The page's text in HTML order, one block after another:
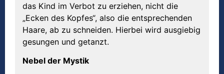
das Kind im Verbot zu erziehen, nicht die
„Ecken des Kopfes“, also die entsprechenden
Haare, ab zu schneiden. Hierbei wird ausgiebig
gesungen und getanzt.
Nebel der Mystik